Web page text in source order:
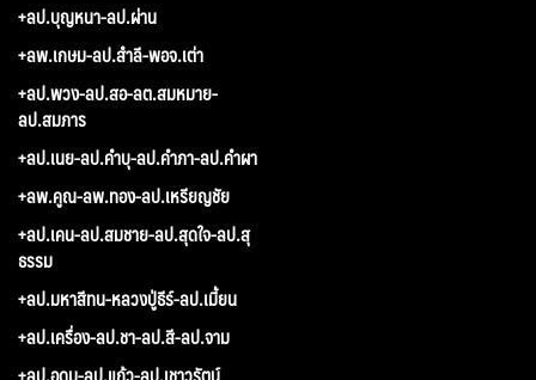
+ลป.บุญหนา-ลป.ผ่าน
+ลพ.เกษม-ลป.สำลี-พอจ.เต่า
+ลป.พวง-ลป.สอ-ลต.สมหมาย-
ลป.สมภาร
+ลป.เนย-ลป.คำบุ-ลป.คำภา-ลป.คำผา
+ลพ.คูณ-ลพ.ทอง-ลป.เหรียญชัย
+ลป.เคน-ลป.สมชาย-ลป.สุดใจ-ลป.สุ
ธรรม
+ลป.มหาสีทน-หลวงปู่ธีร์-ลป.เมี้ยน
+ลป.เครื่อง-ลป.ชา-ลป.สี-ลป.จาม